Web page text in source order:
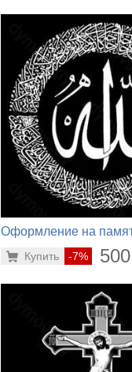
Оформление на
-7%
Купить